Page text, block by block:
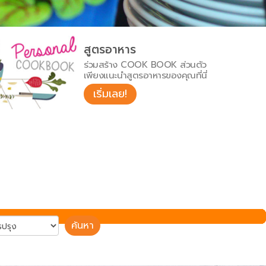
สูตรอาหาร
ร่วมสร้าง COOK BOOK ส่วนตัว
เพียงแนะนำสูตรอาหารของคุณที่นี่
เริ่มเลย!
ค้นหา